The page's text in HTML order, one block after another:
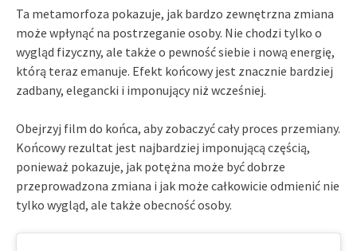
Ta metamorfoza pokazuje, jak bardzo zewnętrzna zmiana
może wpłynąć na postrzeganie osoby. Nie chodzi tylko o
wygląd fizyczny, ale także o pewność siebie i nową energię,
którą teraz emanuje. Efekt końcowy jest znacznie bardziej
zadbany, elegancki i imponujący niż wcześniej.
Obejrzyj film do końca, aby zobaczyć cały proces przemiany.
Końcowy rezultat jest najbardziej imponującą częścią,
ponieważ pokazuje, jak potężna może być dobrze
przeprowadzona zmiana i jak może całkowicie odmienić nie
tylko wygląd, ale także obecność osoby.